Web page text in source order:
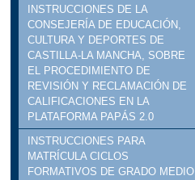
INSTRUCCIONES DE LA
CONSEJERÍA DE EDUCACIÓN,
CULTURA Y DEPORTES DE
CASTILLA-LA MANCHA, SOBRE
EL PROCEDIMIENTO DE
REVISIÓN Y RECLAMACIÓN DE
CALIFICACIONES EN LA
PLATAFORMA PAPÁS 2.0
INSTRUCCIONES PARA
MATRÍCULA CICLOS
FORMATIVOS DE GRADO MEDIO